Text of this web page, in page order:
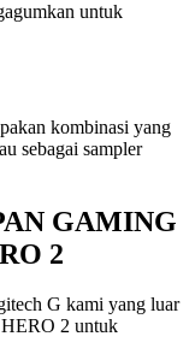
untuk
kombinasi yang
sebagai sampler
GAMING
2
G kami yang luar
HERO 2 untuk